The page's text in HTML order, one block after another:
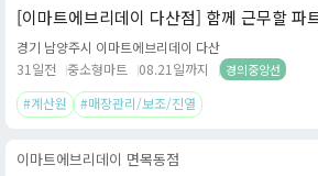
[이마트에브리데이 다산점] 함께 근무할 파
경기 남양주시 이마트에브리데이 다산
31일전
중소형마트 08.21일까지 경의중앙선
#계산원 #매장관리/보조/진열
이마트에브리데이 면목동점